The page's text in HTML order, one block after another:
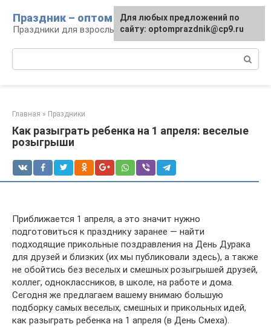
контенту
Праздник – оптом
Праздники для взрослых и детей
Главная » Праздники
Как разыграть ребенка на 1 апреля: веселые
розыгрыши
Приближается 1 апреля, а это значит нужно
подготовиться к празднику заранее — найти
подходящие прикольные поздравления на День Дурака
для друзей и близких (их мы публиковали здесь), а также
не обойтись без веселых и смешных розыгрышей друзей,
коллег, одноклассников, в школе, на работе и дома.
Сегодня же предлагаем вашему внимаю большую
подборку самых веселых, смешных и прикольных идей,
как разыграть ребенка на 1 апреля (в День Смеха).
Для любых предложений по
сайту: optomprazdnik@cp9.ru